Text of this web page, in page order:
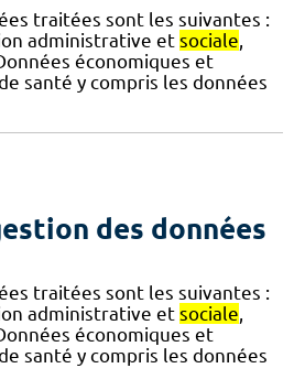
traitées sont les suivantes :
administrative et sociale,
économiques et
santé y compris les données
des données
traitées sont les suivantes :
administrative et sociale,
économiques et
santé y compris les données